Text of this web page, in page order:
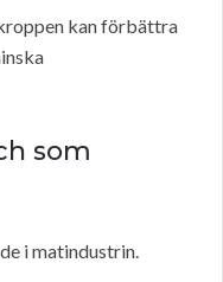
kan förbättra
som
i matindustrin.